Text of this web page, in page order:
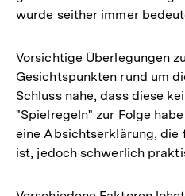
wurde seither immer
Vorsichtige Überlegungen
Gesichtspunkten rund um
Schluss nahe, dass diese
"Spielregeln" zur Folge
eine Absichtserklärung, die
ist, jedoch schwerlich